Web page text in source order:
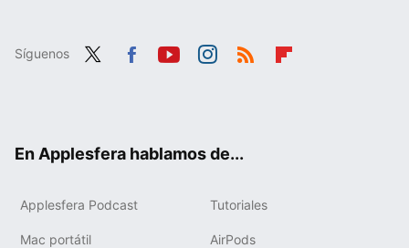
Síguenos
En Applesfera hablamos de...
Applesfera Podcast Tutoriales
Mac portátil AirPods